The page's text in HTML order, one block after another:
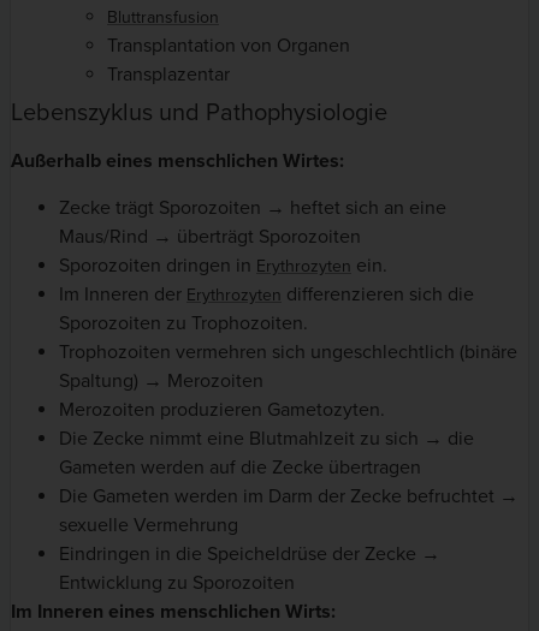
Bluttransfusion
Transplantation von Organen
Transplazentar
Lebenszyklus und Pathophysiologie
Außerhalb eines menschlichen Wirtes:
Zecke trägt Sporozoiten → heftet sich an eine
Maus/Rind → überträgt Sporozoiten
Sporozoiten dringen in Erythrozyten ein.
Im Inneren der Erythrozyten differenzieren sich die
Sporozoiten zu Trophozoiten.
Trophozoiten vermehren sich ungeschlechtlich (binäre
Spaltung) → Merozoiten
Merozoiten produzieren Gametozyten.
Die Zecke nimmt eine Blutmahlzeit zu sich → die
Gameten werden auf die Zecke übertragen
Die Gameten werden im Darm der Zecke befruchtet →
sexuelle Vermehrung
Eindringen in die Speicheldrüse der Zecke →
Entwicklung zu Sporozoiten
Im Inneren eines menschlichen Wirts: